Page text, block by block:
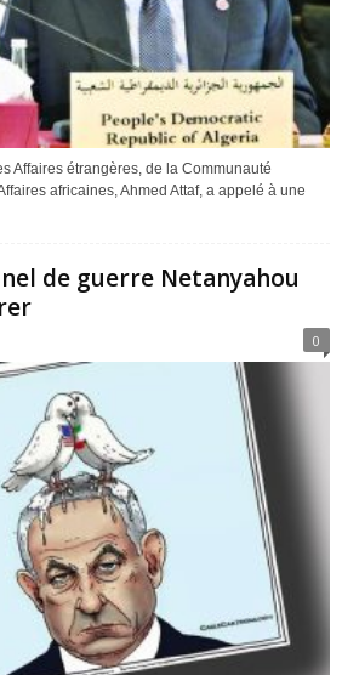
Affaires étrangères, de la Communauté
africaines, Ahmed Attaf, a appelé à une
de guerre Netanyahou
0